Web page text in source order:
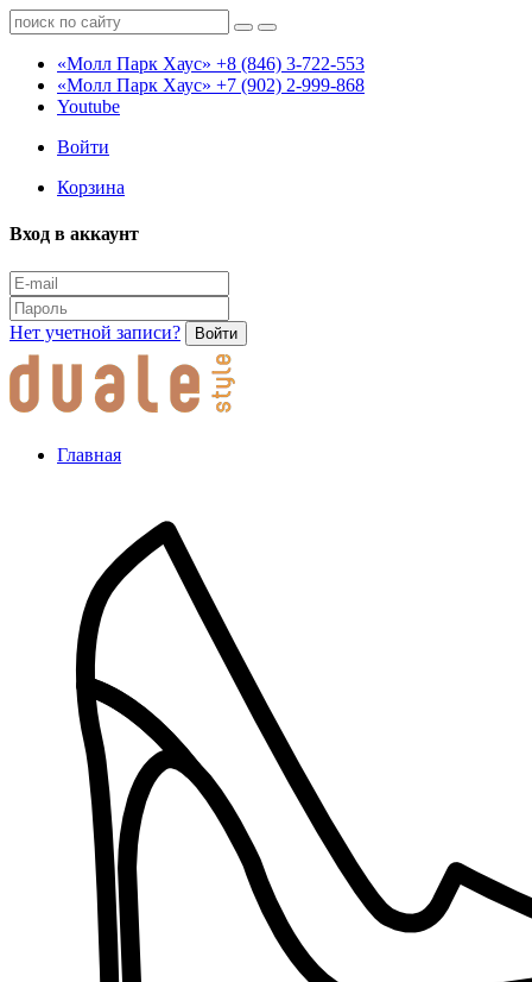
«Молл Парк Хаус» +8 (846) 3-722-553
«Молл Парк Хаус» +7 (902) 2-999-868
Youtube
Войти
Корзина
Вход в аккаунт
Нет учетной записи? Войти
Главная